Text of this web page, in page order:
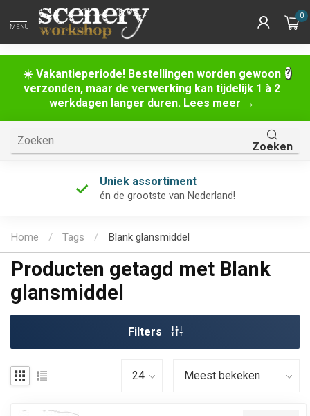
☀️ Vakantieperiode! Bestellingen worden gewoon
verzonden, maar de verwerking kan tijdelijk 1 à 2
werkdagen langer duren. Lees meer →
MENU
0
Zoeken
Uniek assortiment
én de grootste van Nederland!
Home / Tags / Blank glansmiddel
Producten getagd met Blank
glansmiddel
Filters